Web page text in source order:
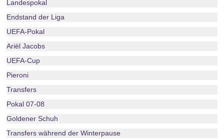
Landespokal
Endstand der Liga
UEFA-Pokal
Ariël Jacobs
UEFA-Cup
Pieroni
Transfers
Pokal 07-08
Goldener Schuh
Transfers während der Winterpause